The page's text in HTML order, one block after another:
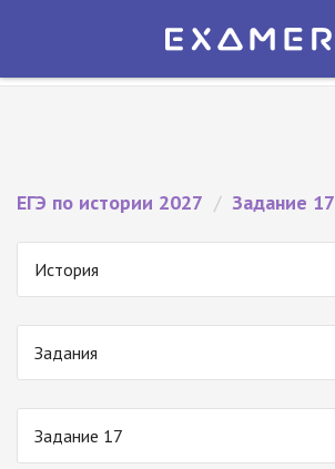
Экзамер — ЕГЭ 2027
ЕГЭ по истории 2027 / Задание 17
История
Задания
Задание 17